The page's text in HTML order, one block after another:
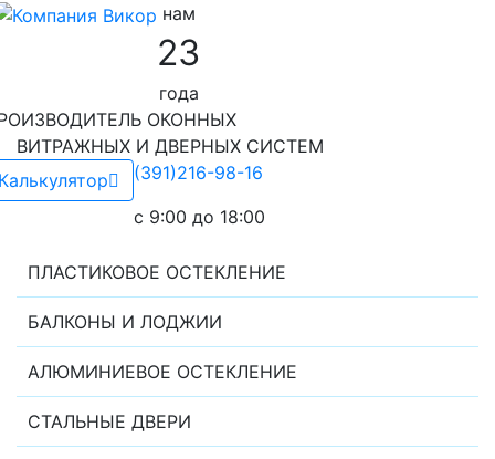
нам
23
года
ОКОННЫХ
И ДВЕРНЫХ СИСТЕМ
(391)216-98-16
c 9:00 до 18:00
ПЛАСТИКОВОЕ ОСТЕКЛЕНИЕ
БАЛКОНЫ И ЛОДЖИИ
АЛЮМИНИЕВОЕ ОСТЕКЛЕНИЕ
СТАЛЬНЫЕ ДВЕРИ